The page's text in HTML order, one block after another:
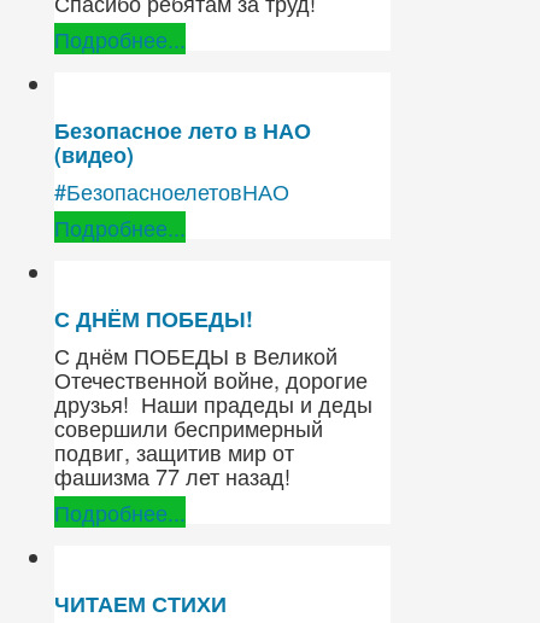
Подробнее...
Безопасное лето в НАО
(видео)
#БезопасноелетовНАО
Подробнее...
С ДНЁМ ПОБЕДЫ!
С днём ПОБЕДЫ в Великой
Отечественной войне, дорогие
друзья! Наши прадеды и деды
совершили беспримерный
подвиг, защитив мир от
фашизма 77 лет назад!
Подробнее...
ЧИТАЕМ СТИХИ